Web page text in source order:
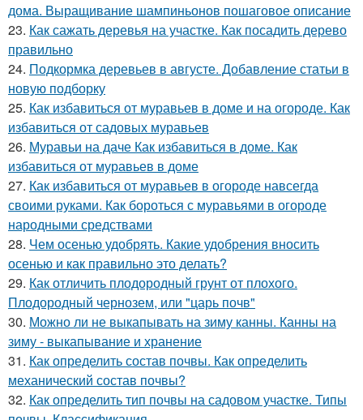
дома. Выращивание шампиньонов пошаговое описание
23. Как сажать деревья на участке. Как посадить дерево
правильно
24. Подкормка деревьев в августе. Добавление статьи в
новую подборку
25. Как избавиться от муравьев в доме и на огороде. Как
избавиться от садовых муравьев
26. Муравьи на даче Как избавиться в доме. Как
избавиться от муравьев в доме
27. Как избавиться от муравьев в огороде навсегда
своими руками. Как бороться с муравьями в огороде
народными средствами
28. Чем осенью удобрять. Какие удобрения вносить
осенью и как правильно это делать?
29. Как отличить плодородный грунт от плохого.
Плодородный чернозем, или "царь почв"
30. Можно ли не выкапывать на зиму канны. Канны на
зиму - выкапывание и хранение
31. Как определить состав почвы. Как определить
механический состав почвы?
32. Как определить тип почвы на садовом участке. Типы